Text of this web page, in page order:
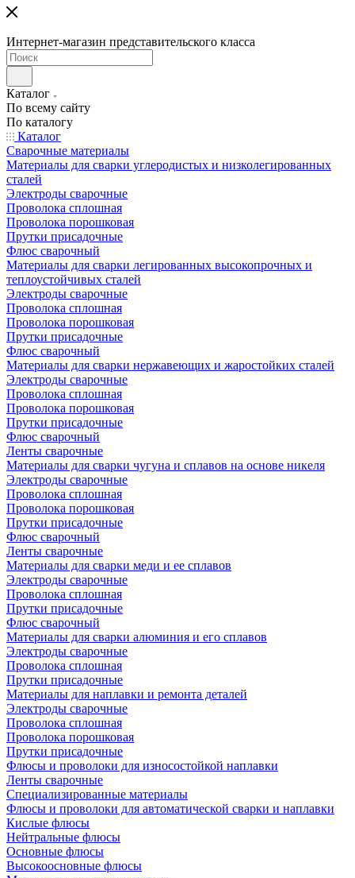
Интернет-магазин представительского класса
Каталог
По всему сайту
По каталогу
Каталог
Сварочные материалы
Материалы для сварки углеродистых и низколегированных
сталей
Электроды сварочные
Проволока сплошная
Проволока порошковая
Прутки присадочные
Флюс сварочный
Материалы для сварки легированных высокопрочных и
теплоустойчивых сталей
Электроды сварочные
Проволока сплошная
Проволока порошковая
Прутки присадочные
Флюс сварочный
Материалы для сварки нержавеющих и жаростойких сталей
Электроды сварочные
Проволока сплошная
Проволока порошковая
Прутки присадочные
Флюс сварочный
Ленты сварочные
Материалы для сварки чугуна и сплавов на основе никеля
Электроды сварочные
Проволока сплошная
Проволока порошковая
Прутки присадочные
Флюс сварочный
Ленты сварочные
Материалы для сварки меди и ее сплавов
Электроды сварочные
Проволока сплошная
Прутки присадочные
Флюс сварочный
Материалы для сварки алюминия и его сплавов
Электроды сварочные
Проволока сплошная
Прутки присадочные
Материалы для наплавки и ремонта деталей
Электроды сварочные
Проволока сплошная
Проволока порошковая
Прутки присадочные
Флюсы и проволоки для износостойкой наплавки
Ленты сварочные
Специализированные материалы
Флюсы и проволоки для автоматической сварки и наплавки
Кислые флюсы
Нейтральные флюсы
Основные флюсы
Высокоосновные флюсы